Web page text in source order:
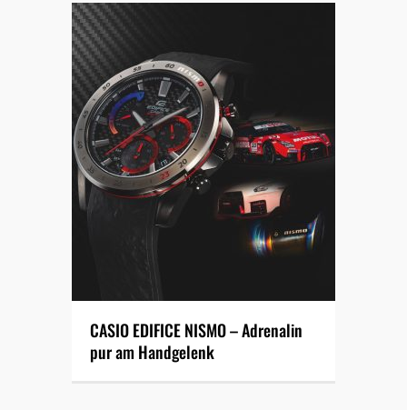
CASIO EDIFICE NISMO – Adrenalin
pur am Handgelenk